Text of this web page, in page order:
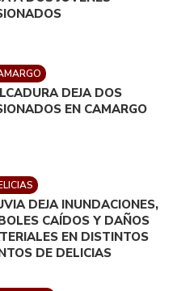
DEJA DOS
EN CAMARGO
DEJA INUNDACIONES,
CAÍDOS Y DAÑOS
EN DISTINTOS
DE DELICIAS